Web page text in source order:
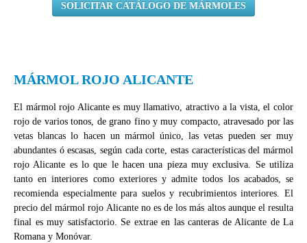
SOLICITAR CATÁLOGO DE MÁRMOLES
MÁRMOL ROJO ALICANTE
El mármol rojo Alicante es muy llamativo, atractivo a la vista, el color
rojo de varios tonos, de grano fino y muy compacto, atravesado por las
vetas blancas lo hacen un mármol único, las vetas pueden ser muy
abundantes ó escasas, según cada corte, estas características del mármol
rojo Alicante es lo que le hacen una pieza muy exclusiva. Se utiliza
tanto en interiores como exteriores y admite todos los acabados, se
recomienda especialmente para suelos y recubrimientos interiores. El
precio del mármol rojo Alicante no es de los más altos aunque el resulta
final es muy satisfactorio. Se extrae en las canteras de Alicante de La
Romana y Monóvar.